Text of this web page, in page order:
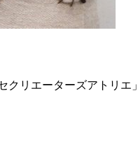
リエーターズアトリエ」